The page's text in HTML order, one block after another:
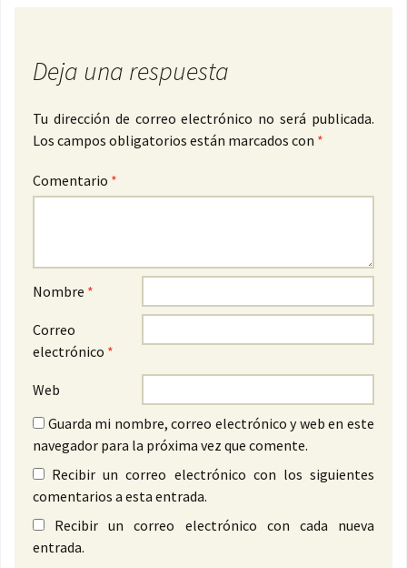
Deja una respuesta
Tu dirección de correo electrónico no será publicada.
Los campos obligatorios están marcados con *
Comentario *
Nombre *
Correo
electrónico *
Web
Guarda mi nombre, correo electrónico y web en este
navegador para la próxima vez que comente.
Recibir un correo electrónico con los siguientes
comentarios a esta entrada.
Recibir un correo electrónico con cada nueva
entrada.